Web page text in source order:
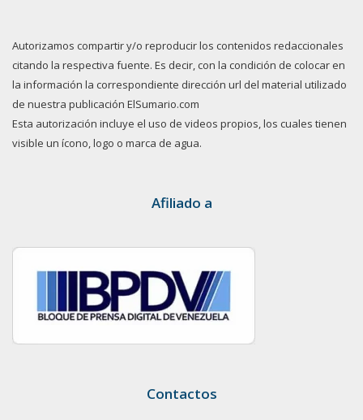
Autorizamos compartir y/o reproducir los contenidos redaccionales
citando la respectiva fuente. Es decir, con la condición de colocar en
la información la correspondiente dirección url del material utilizado
de nuestra publicación ElSumario.com
Esta autorización incluye el uso de videos propios, los cuales tienen
visible un ícono, logo o marca de agua.
Afiliado a
Contactos